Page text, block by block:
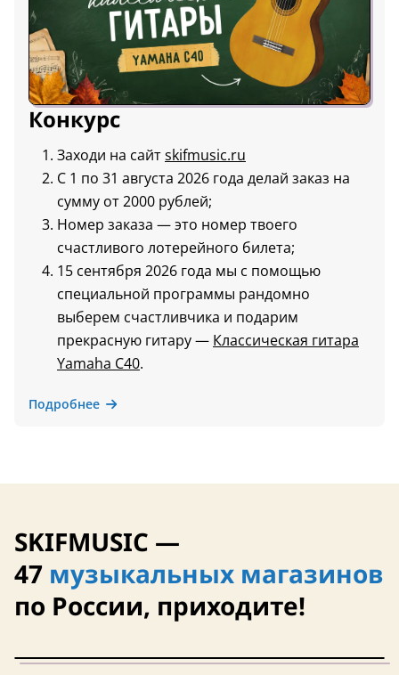
Конкурс
Заходи на сайтskifmusic.ru
С 1 по 31 августа 2026 года делай заказ на
сумму от 2000 рублей;
Номер заказа — это номер твоего
счастливого лотерейного билета;
15 сентября 2026 года мы с помощью
специальной программы рандомно
выберем счастливчика и подарим
прекрасную гитару — Классическая гитара
Yamaha C40.
Подробнее
SKIFMUSIC —
47 музыкальных магазинов
по России, приходите!